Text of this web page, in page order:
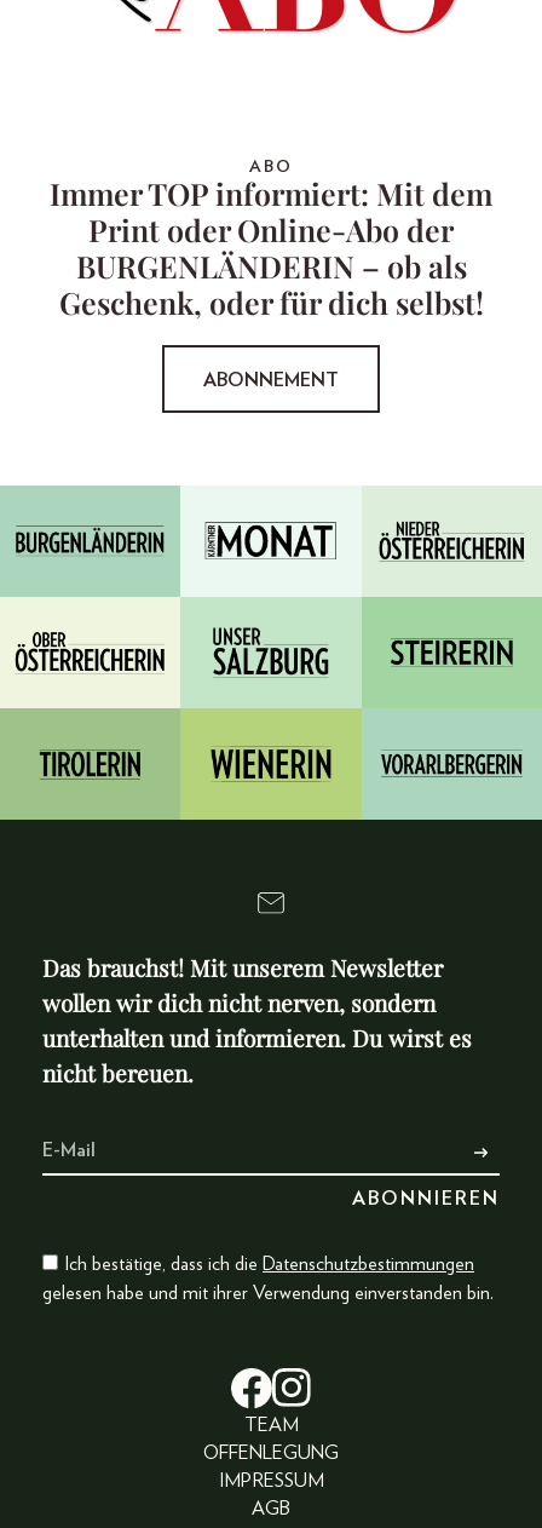
ABO
Immer TOP informiert: Mit dem
Print oder Online-Abo der
BURGENLÄNDERIN – ob als
Geschenk, oder für dich selbst!
ABONNEMENT
Das brauchst! Mit unserem Newsletter
wollen wir dich nicht nerven, sondern
unterhalten und informieren. Du wirst es
nicht bereuen.
Ich bestätige, dass ich die Datenschutzbestimmungen
gelesen habe und mit ihrer Verwendung einverstanden bin.
TEAM
OFFENLEGUNG
IMPRESSUM
AGB